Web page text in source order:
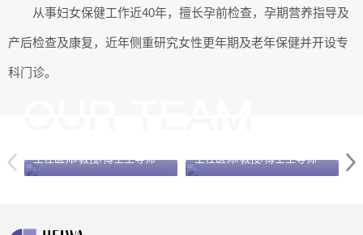
从事妇女保健工作近40年，擅长孕前检查，孕期营养指导及
产后检查及康复，近年侧重研究女性更年期及老年保健并开设专
科门诊。
主任医师/教授/博士生导师 主任医师/教授/博士生导师